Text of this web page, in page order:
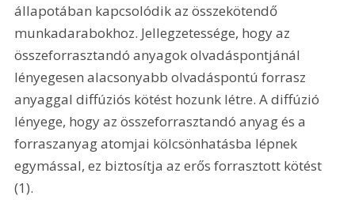
állapotában kapcsolódik az összekötendő
munkadarabokhoz. Jellegzetessége, hogy az
összeforrasztandó anyagok olvadáspontjánál
lényegesen alacsonyabb olvadáspontú forrasz
anyaggal diffúziós kötést hozunk létre. A diffúzió
lényege, hogy az összeforrasztandó anyag és a
forraszanyag atomjai kölcsönhatásba lépnek
egymással, ez biztosítja az erős forrasztott kötést
(1).